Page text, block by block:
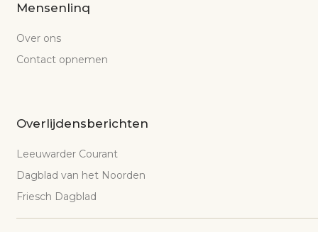
Mensenlinq
Over ons
Contact opnemen
Overlijdensberichten
Leeuwarder Courant
Dagblad van het Noorden
Friesch Dagblad